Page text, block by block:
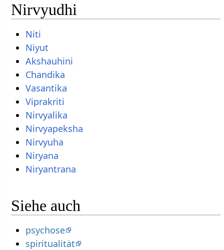
Nirvyudhi
Niti
Niyut
Akshauhini
Chandika
Vasantika
Viprakriti
Nirvyalika
Nirvyapeksha
Nirvyuha
Niryana
Niryantrana
Siehe auch
psychose
spiritualität